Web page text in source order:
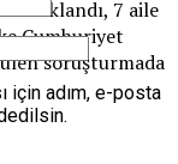
tutuklandı, 7 aile
Cumhuriyet
soruşturmada
için adım, e-posta